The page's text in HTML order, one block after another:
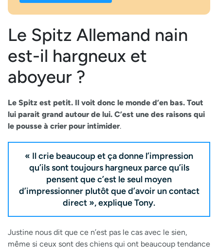
Le Spitz Allemand nain
est-il hargneux et
aboyeur ?
Le Spitz est petit. Il voit donc le monde d’en bas. Tout
lui parait grand autour de lui. C’est une des raisons qui
le pousse à crier pour intimider.
« Il crie beaucoup et ça donne l’impression
qu’ils sont toujours hargneux parce qu’ils
pensent que c’est le seul moyen
d’impressionner plutôt que d’avoir un contact
direct », explique Tony.
Justine nous dit que ce n’est pas le cas avec le sien,
même si ceux sont des chiens qui ont beaucoup tendance